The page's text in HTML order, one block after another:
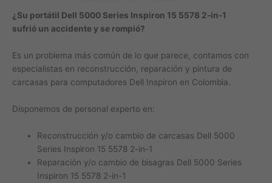
¿Su portátil Dell 5000 Series Inspiron 15 5578 2-in-1
sufrió un accidente y se rompió?
Es un problema más común de lo que parece, contamos con
especialistas en reconstrucción, reparación y pintura de
carcasas para computadores Dell Inspiron en Colombia.
Disponemos de personal experto en:
Reconstrucción y/o cambio de carcasas Dell 5000
Series Inspiron 15 5578 2-in-1
Reparación y/o cambio de bisagras Dell 5000 Series
Inspiron 15 5578 2-in-1